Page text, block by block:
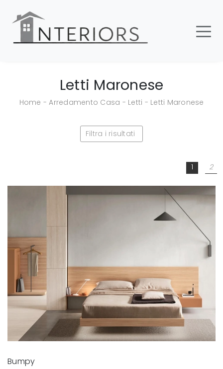
Letti Maronese
Home -Arredamento Casa - Letti - Letti Maronese
Filtra i risultati
1 2
Bumpy